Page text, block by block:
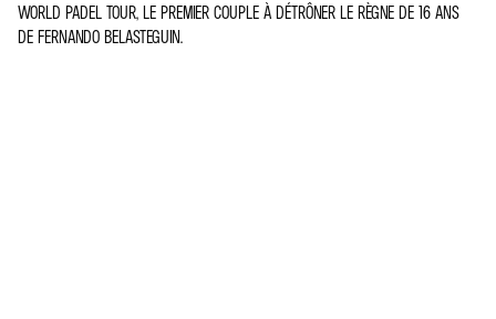
WORLD PADEL TOUR, LE PREMIER COUPLE À DÉTRÔNER LE RÈGNE DE 16 ANS
DE FERNANDO BELASTEGUIN.